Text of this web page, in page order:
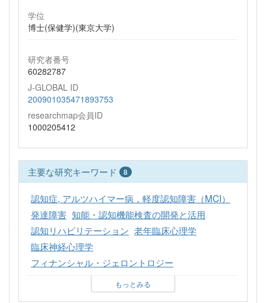
学位
博士(保健学)(東京大学)
研究者番号
60282787
J-GLOBAL ID
200901035471893753
researchmap会員ID
1000205412
主要な研究キーワード 8
認知症, アルツハイマー病，軽度認知障害（MCI）
発達障害 知能・認知機能検査の開発と活用
認知リハビリテーション 老年臨床心理学
臨床神経心理学
フィナンシャル・ジェロントロジー
もっとみる